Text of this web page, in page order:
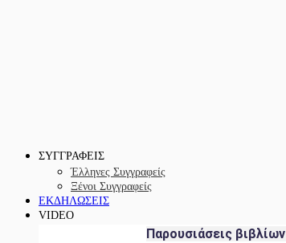
ΣΥΓΓΡΑΦΕΙΣ
Έλληνες Συγγραφείς
Ξένοι Συγγραφείς
ΕΚΔΗΛΩΣΕΙΣ
VIDEO
Παρουσιάσεις βιβλίων